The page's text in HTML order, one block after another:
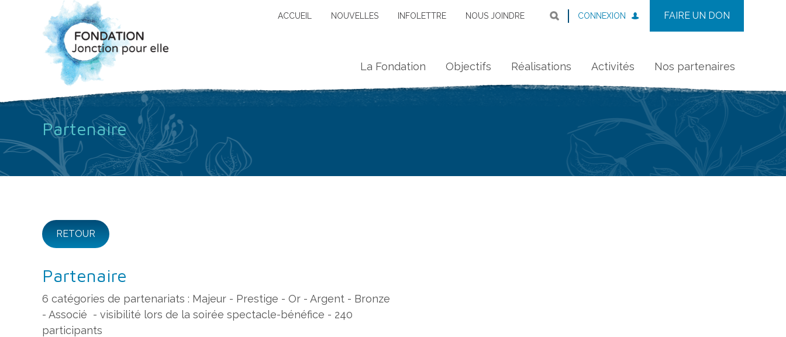
ACCUEIL NOUVELLES INFOLETTRE NOUS JOINDRE CONNEXION FAIRE UN DON
La Fondation Objectifs Réalisations Activités Nos partenaires
Partenaire
RETOUR
Partenaire
6 catégories de partenariats : Majeur - Prestige - Or - Argent - Bronze
- Associé - visibilité lors de la soirée spectacle-bénéfice - 240
participants